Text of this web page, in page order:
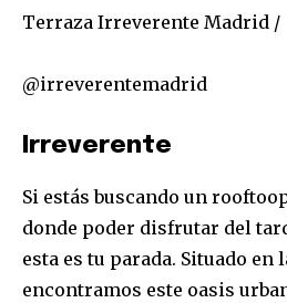
Terraza Irreverente Madrid /
@irreverentemadrid
Irreverente
Si estás buscando un
donde poder disfrutar del
esta es tu parada. Situado en
encontramos este oasis